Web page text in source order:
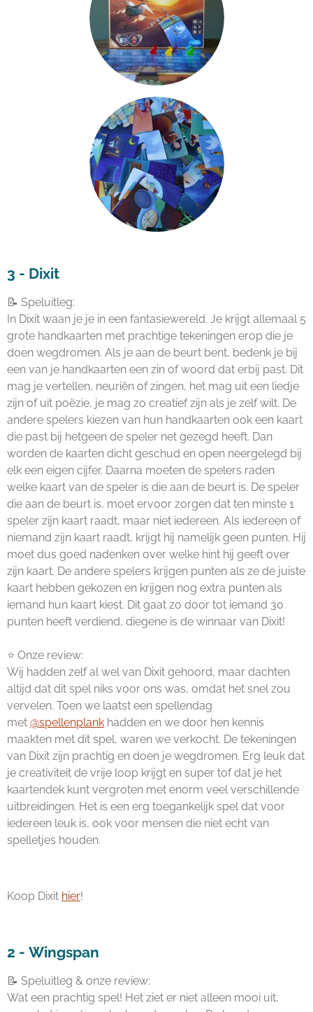
3 - Dixit
📝 Speluitleg:
In Dixit waan je je in een fantasiewereld. Je krijgt allemaal 5
grote handkaarten met prachtige tekeningen erop die je
doen wegdromen. Als je aan de beurt bent, bedenk je bij
een van je handkaarten een zin of woord dat erbij past. Dit
mag je vertellen, neuriën of zingen, het mag uit een liedje
zijn of uit poëzie, je mag zo creatief zijn als je zelf wilt. De
andere spelers kiezen van hun handkaarten ook een kaart
die past bij hetgeen de speler net gezegd heeft. Dan
worden de kaarten dicht geschud en open neergelegd bij
elk een eigen cijfer. Daarna moeten de spelers raden
welke kaart van de speler is die aan de beurt is. De speler
die aan de beurt is, moet ervoor zorgen dat ten minste 1
speler zijn kaart raadt, maar niet iedereen. Als iedereen of
niemand zijn kaart raadt, krijgt hij namelijk geen punten. Hij
moet dus goed nadenken over welke hint hij geeft over
zijn kaart. De andere spelers krijgen punten als ze de juiste
kaart hebben gekozen en krijgen nog extra punten als
iemand hun kaart kiest. Dit gaat zo door tot iemand 30
punten heeft verdiend, diegene is de winnaar van Dixit!
⭐ Onze review:
Wij hadden zelf al wel van Dixit gehoord, maar dachten
altijd dat dit spel niks voor ons was, omdat het snel zou
vervelen. Toen we laatst een spellendag
met @spellenplank hadden en we door hen kennis
maakten met dit spel, waren we verkocht. De tekeningen
van Dixit zijn prachtig en doen je wegdromen. Erg leuk dat
je creativiteit de vrije loop krijgt en super tof dat je het
kaartendek kunt vergroten met enorm veel verschillende
uitbreidingen. Het is een erg toegankelijk spel dat voor
iedereen leuk is, ook voor mensen die niet echt van
spelletjes houden.
Koop Dixit hier!
2 - Wingspan
📝 Speluitleg & onze review:
Wat een prachtig spel! Het ziet er niet alleen mooi uit,